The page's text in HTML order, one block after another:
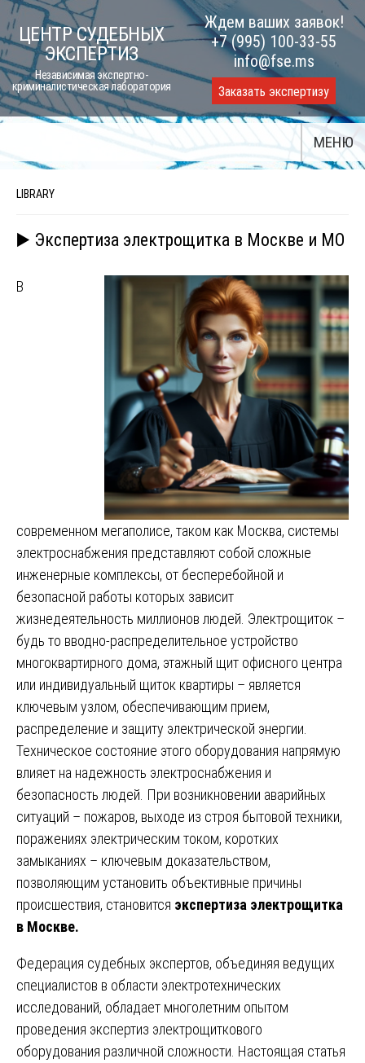
Skip
to
content
ЦЕНТР СУДЕБНЫХ
ЭКСПЕРТИЗ
Независимая экспертно-
криминалистическая лаборатория
Ждем ваших заявок!
+7 (995) 100-33-55
info@fse.ms
Заказать экспертизу
МЕНЮ
LIBRARY
▶️ Экспертиза электрощитка в Москве и МО
В
современном мегаполисе, таком как Москва, системы
электроснабжения представляют собой сложные
инженерные комплексы, от бесперебойной и
безопасной работы которых зависит
жизнедеятельность миллионов людей. Электрощиток –
будь то вводно-распределительное устройство
многоквартирного дома, этажный щит офисного центра
или индивидуальный щиток квартиры – является
ключевым узлом, обеспечивающим прием,
распределение и защиту электрической энергии.
Техническое состояние этого оборудования напрямую
влияет на надежность электроснабжения и
безопасность людей. При возникновении аварийных
ситуаций – пожаров, выходе из строя бытовой техники,
поражениях электрическим током, коротких
замыканиях – ключевым доказательством,
позволяющим установить объективные причины
происшествия, становится экспертиза электрощитка
в Москве.
Федерация судебных экспертов, объединяя ведущих
специалистов в области электротехнических
исследований, обладает многолетним опытом
проведения экспертиз электрощиткового
оборудования различной сложности. Настоящая статья